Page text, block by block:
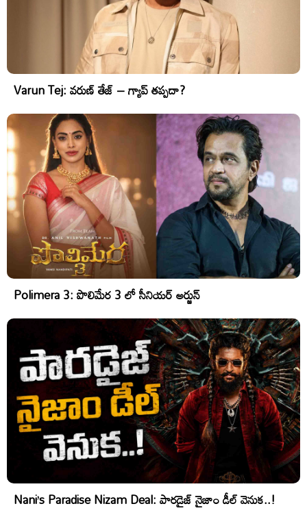
Varun Tej: వరుణ్ తేజ్ – గ్యాప్ తప్పదా?
Polimera 3: పొలిమేర 3 లో సీనియర్ అర్జున్
Nani’s Paradise Nizam Deal: పారడైజ్ నైజాం డీల్ వెనుక..!